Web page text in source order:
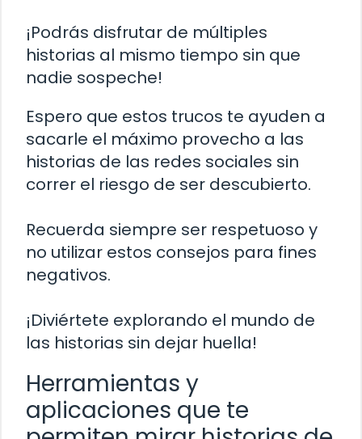
¡Podrás disfrutar de múltiples
historias al mismo tiempo sin que
nadie sospeche!
Espero que estos trucos te ayuden a
sacarle el máximo provecho a las
historias de las redes sociales sin
correr el riesgo de ser descubierto.
Recuerda siempre ser respetuoso y
no utilizar estos consejos para fines
negativos.
¡Diviértete explorando el mundo de
las historias sin dejar huella!
Herramientas y
aplicaciones que te